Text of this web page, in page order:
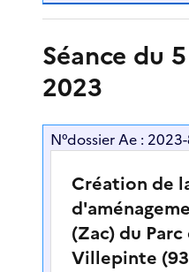
Séance du
2023
N°dossier Ae :
Création de
(Zac) du
Villepinte